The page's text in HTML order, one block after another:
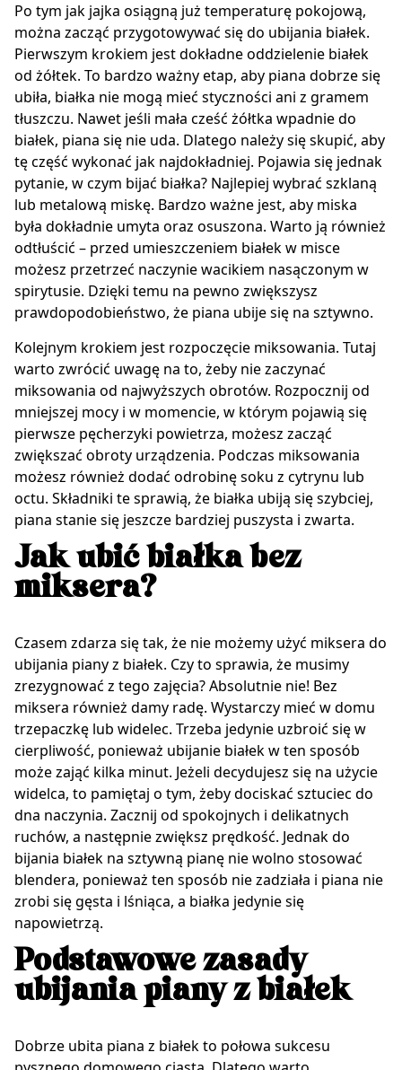
Po tym jak jajka osiągną już temperaturę pokojową,
można zacząć przygotowywać się do ubijania białek.
Pierwszym krokiem jest dokładne oddzielenie białek
od żółtek. To bardzo ważny etap, aby piana dobrze się
ubiła, białka nie mogą mieć styczności ani z gramem
tłuszczu. Nawet jeśli mała cześć żółtka wpadnie do
białek, piana się nie uda. Dlatego należy się skupić, aby
tę część wykonać jak najdokładniej. Pojawia się jednak
pytanie, w czym bijać białka? Najlepiej wybrać szklaną
lub metalową miskę. Bardzo ważne jest, aby miska
była dokładnie umyta oraz osuszona. Warto ją również
odtłuścić – przed umieszczeniem białek w misce
możesz przetrzeć naczynie wacikiem nasączonym w
spirytusie. Dzięki temu na pewno zwiększysz
prawdopodobieństwo, że piana ubije się na sztywno.
Kolejnym krokiem jest rozpoczęcie miksowania. Tutaj
warto zwrócić uwagę na to, żeby nie zaczynać
miksowania od najwyższych obrotów. Rozpocznij od
mniejszej mocy i w momencie, w którym pojawią się
pierwsze pęcherzyki powietrza, możesz zacząć
zwiększać obroty urządzenia. Podczas miksowania
możesz również dodać odrobinę soku z cytrynu lub
octu. Składniki te sprawią, że białka ubiją się szybciej,
piana stanie się jeszcze bardziej puszysta i zwarta.
Jak ubić białka bez
miksera?
Czasem zdarza się tak, że nie możemy użyć miksera do
ubijania piany z białek. Czy to sprawia, że musimy
zrezygnować z tego zajęcia? Absolutnie nie! Bez
miksera również damy radę. Wystarczy mieć w domu
trzepaczkę lub widelec. Trzeba jedynie uzbroić się w
cierpliwość, ponieważ ubijanie białek w ten sposób
może zająć kilka minut. Jeżeli decydujesz się na użycie
widelca, to pamiętaj o tym, żeby dociskać sztuciec do
dna naczynia. Zacznij od spokojnych i delikatnych
ruchów, a następnie zwiększ prędkość. Jednak do
bijania białek na sztywną pianę nie wolno stosować
blendera, ponieważ ten sposób nie zadziała i piana nie
zrobi się gęsta i lśniąca, a białka jedynie się
napowietrzą.
Podstawowe zasady
ubijania piany z białek
Dobrze ubita piana z białek to połowa sukcesu